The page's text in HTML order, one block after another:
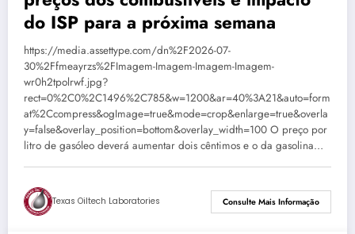
do ISP para a próxima semana
https://media.assettype.com/dn%2F2026-07-
30%2Ffmeayrzs%2FImagem-Imagem-Imagem-Imagem-
wr0h2tpolrwf.jpg?
rect=0%2C0%2C1496%2C785&w=1200&ar=40%3A21&auto=form
at%2Ccompress&ogImage=true&mode=crop&enlarge=true&overla
y=false&overlay_position=bottom&overlay_width=100 O preço por
litro de gasóleo deverá aumentar dois cêntimos e o da gasolina…
Texas Oiltech Laboratories Consulte Mais Informação